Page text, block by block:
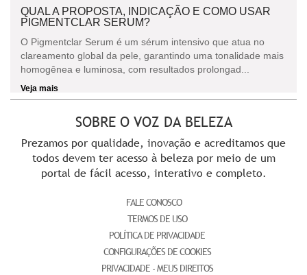
QUAL A PROPOSTA, INDICAÇÃO E COMO USAR
PIGMENTCLAR SERUM?
O Pigmentclar Serum é um sérum intensivo que atua no
clareamento global da pele, garantindo uma tonalidade mais
homogênea e luminosa, com resultados prolongad...
Veja mais
SOBRE O VOZ DA BELEZA
Prezamos por qualidade, inovação e acreditamos que
todos devem ter acesso à beleza por meio de um
portal de fácil acesso, interativo e completo.
FALE CONOSCO
TERMOS DE USO
POLÍTICA DE PRIVACIDADE
CONFIGURAÇÕES DE COOKIES
PRIVACIDADE - MEUS DIREITOS